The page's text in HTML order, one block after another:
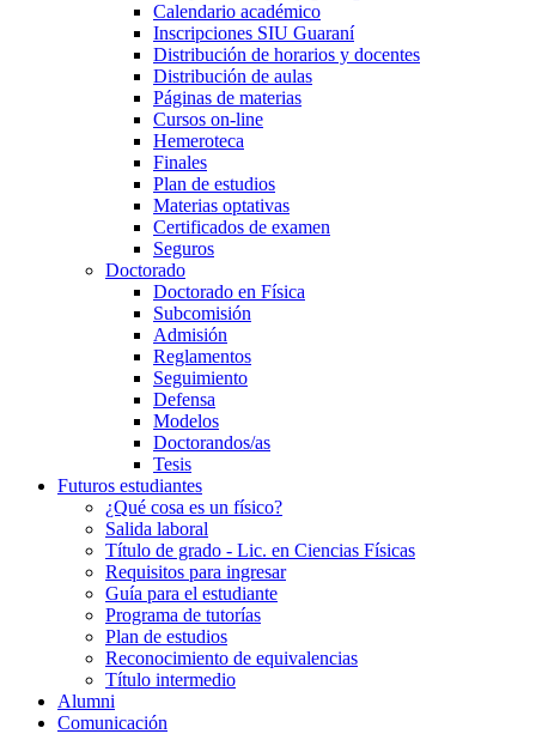
Calendario académico
Inscripciones SIU Guaraní
Distribución de horarios y docentes
Distribución de aulas
Páginas de materias
Cursos on-line
Hemeroteca
Finales
Plan de estudios
Materias optativas
Certificados de examen
Seguros
Doctorado
Doctorado en Física
Subcomisión
Admisión
Reglamentos
Seguimiento
Defensa
Modelos
Doctorandos/as
Tesis
Futuros estudiantes
¿Qué cosa es un físico?
Salida laboral
Título de grado - Lic. en Ciencias Físicas
Requisitos para ingresar
Guía para el estudiante
Programa de tutorías
Plan de estudios
Reconocimiento de equivalencias
Título intermedio
Alumni
Comunicación